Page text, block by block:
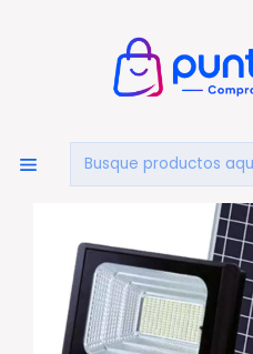
HOGAR Y
Foco Led Ip67 Con Panel